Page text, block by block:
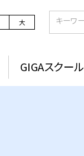
大
GIGAスクール